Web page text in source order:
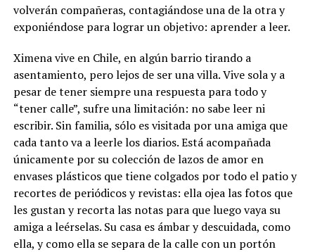
volverán compañeras, contagiándose una de la otra y
exponiéndose para lograr un objetivo: aprender a leer.
Ximena vive en Chile, en algún barrio tirando a
asentamiento, pero lejos de ser una villa. Vive sola y a
pesar de tener siempre una respuesta para todo y
“tener calle”, sufre una limitación: no sabe leer ni
escribir. Sin familia, sólo es visitada por una amiga que
cada tanto va a leerle los diarios. Está acompañada
únicamente por su colección de lazos de amor en
envases plásticos que tiene colgados por todo el patio y
recortes de periódicos y revistas: ella ojea las fotos que
les gustan y recorta las notas para que luego vaya su
amiga a leérselas. Su casa es ámbar y descuidada, como
ella, y como ella se separa de la calle con un portón